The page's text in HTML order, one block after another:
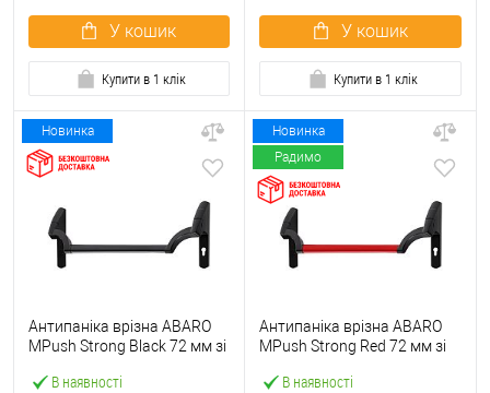
У кошик
Купити в 1 клік
У кошик
Купити в 1 клік
Новинка
В наявності
Антипаніка врізна ABARO
МPush Strong Black 72 мм зі
Новинка
Радимо
В наявності
Антипаніка врізна ABARO
МPush Strong Red 72 мм зі